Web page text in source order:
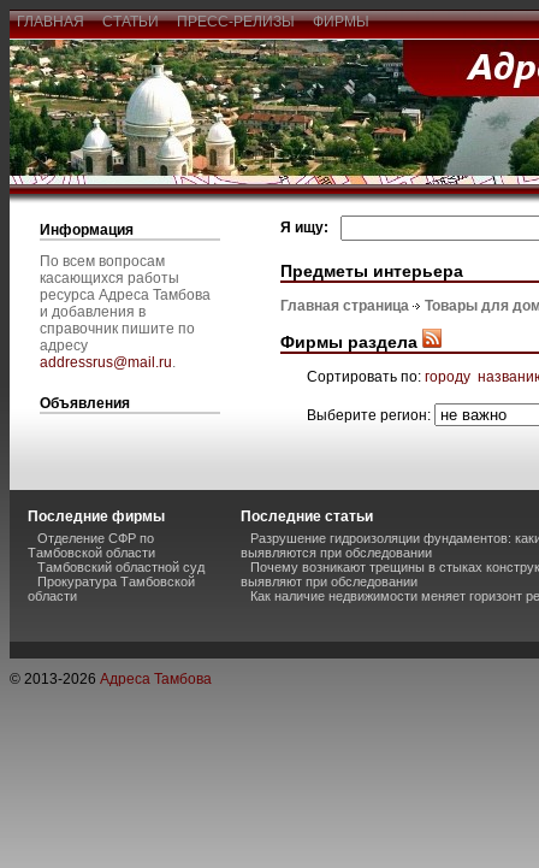
ГЛАВНАЯ СТАТЬИ ПРЕСС-РЕЛИЗЫ ФИРМЫ
Информация
По всем вопросам
касающихся работы
ресурса Адреса Тамбова
и добавления в
справочник пишите по
адресу
addressrus@mail.ru.
Объявления
Я ищу:
Предметы интерьера
Главная страница Товары для
Фирмы раздела
Сортировать по: городу
Выберите регион:
Последние фирмы
Отделение СФР по
Тамбовской области
Тамбовский областной суд
Прокуратура Тамбовской
области
Последние статьи
Разрушение гидроизоляции фундаментов:
выявляются при обследовании
Почему возникают трещины в стыках
выявляют при обследовании
Как наличие недвижимости меняет горизонт
© 2013-2026 Адреса Тамбова